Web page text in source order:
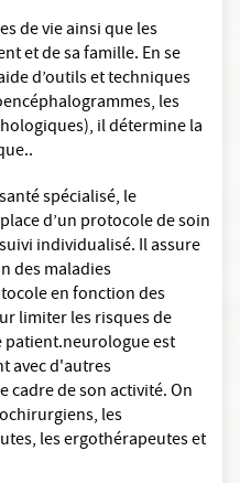
de vie ainsi que les
et de sa famille. En se
d’outils et techniques
les
il détermine la
spécialisé, le
d’un protocole de soin
individualisé. Il assure
des maladies
en fonction des
limiter les risques de
est
avec d'autres
cadre de son activité. On
les
les ergothérapeutes et